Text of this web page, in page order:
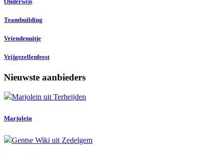
Teambuilding
Vriendenuitje
Vrijgezellenfeest
Nieuwste aanbieders
Marjolein